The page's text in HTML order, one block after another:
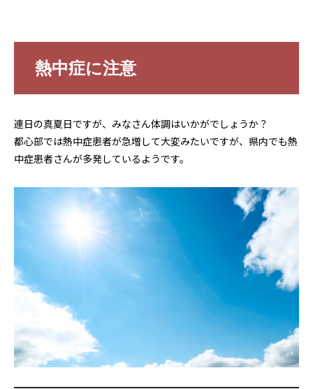
熱中症に注意
連日の真夏日ですが、みなさん体調はいかがでしょうか？
都心部では熱中症患者が急増して大変みたいですが、県内でも熱
中症患者さんが多発しているようです。